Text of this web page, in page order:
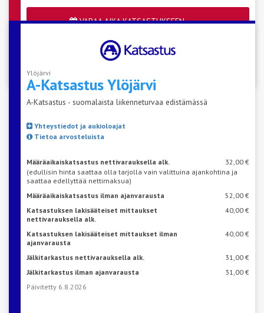
VARAA AIKA KATSASTUKSEEN
Katso aseman vapaat ajat
Ylöjärvi
A-KatsastusYlöjärvi
A-Katsastus - suomalaista liikenneturvaa edistämässä
Yhteystiedot ja aukioloajat
Tietoa arvosteluista
Määräaikaiskatsastus nettivarauksella alk.
32,00 €
(edullisin hinta saattaa olla tarjolla vain valittuina ajankohtina ja
saattaa edellyttää nettimaksua)
Määräaikaiskatsastus ilman ajanvarausta
52,00 €
Katsastuksen lakisääteiset mittaukset
nettivarauksella alk.
40,00 €
Katsastuksen lakisääteiset mittaukset ilman
ajanvarausta
40,00 €
Jälkitarkastus nettivarauksella alk.
31,00 €
Jälkitarkastus ilman ajanvarausta
31,00 €
Päivitetty 6.8.2026